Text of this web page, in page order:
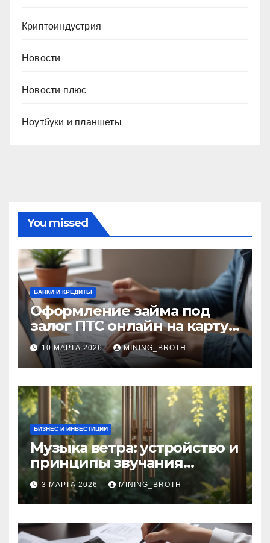
Криптоиндустрия
Новости
Новости плюс
Ноутбуки и планшеты
You missed
БАНКИ И КРЕДИТЫ
Оформление займа под
залог ПТС онлайн на карту
без визита в офис: порядок,
требования и документы
10 МАРТА 2026 MINING_BROTH
БИЗНЕС И ИНВЕСТИЦИИ
Музыка ветра: устройство и
принципы звучания
колокольчиков
3 МАРТА 2026 MINING_BROTH